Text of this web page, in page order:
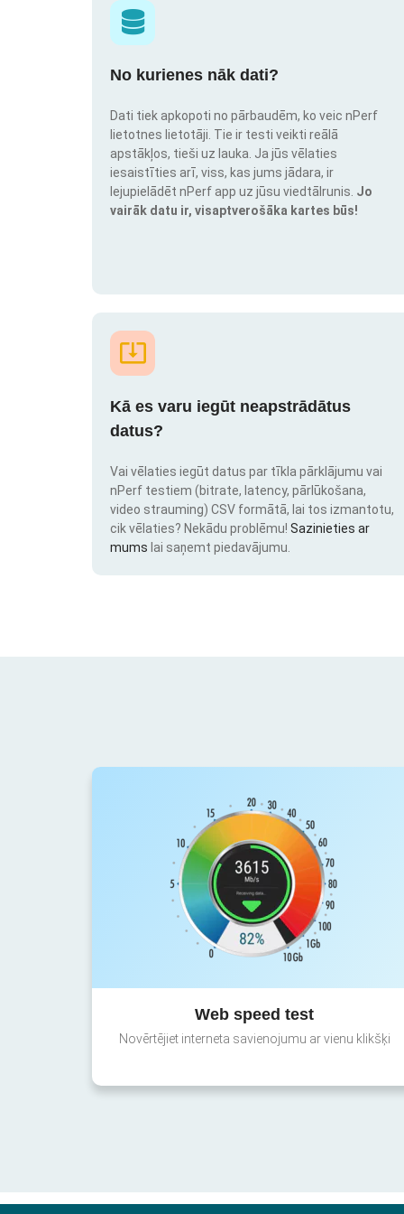
No kurienes nāk dati?
Dati tiek apkopoti no pārbaudēm, ko veic nPerf
lietotnes lietotāji. Tie ir testi veikti reālā
apstākļos, tieši uz lauka. Ja jūs vēlaties
iesaistīties arī, viss, kas jums jādara, ir
lejupielādēt nPerf app uz jūsu viedtālrunis. Jo
vairāk datu ir, visaptverošāka kartes būs!
Kā es varu iegūt neapstrādātus
datus?
Vai vēlaties iegūt datus par tīkla pārklājumu vai
nPerf testiem (bitrate, latency, pārlūkošana,
video strauming) CSV formātā, lai tos izmantotu,
cik vēlaties? Nekādu problēmu! Sazinieties ar
mums lai saņemt piedavājumu.
Web speed test
Novērtējiet interneta savienojumu ar vienu klikšķi